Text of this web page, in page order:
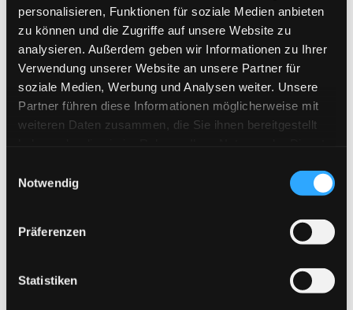
personalisieren, Funktionen für soziale Medien anbieten
zu können und die Zugriffe auf unsere Website zu
analysieren. Außerdem geben wir Informationen zu Ihrer
Verwendung unserer Website an unsere Partner für
soziale Medien, Werbung und Analysen weiter. Unsere
Partner führen diese Informationen möglicherweise mit
weiteren Daten zusammen, die Sie ihnen bereitgestellt
Notwendig
Präferenzen
Statistiken
Displaced Persons. Wer waren diese Menschen?